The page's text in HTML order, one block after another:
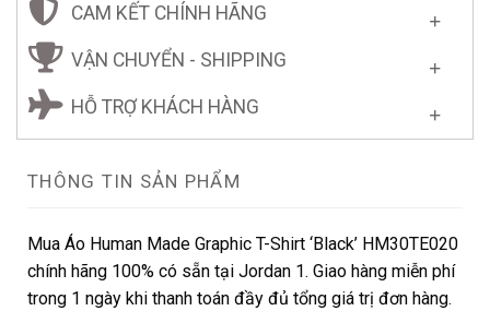
CAM KẾT CHÍNH HÃNG
VẬN CHUYỂN - SHIPPING
HỖ TRỢ KHÁCH HÀNG
THÔNG TIN SẢN PHẨM
Mua Áo Human Made Graphic T-Shirt ‘Black’ HM30TE020
chính hãng 100% có sẵn tại Jordan 1. Giao hàng miễn phí
trong 1 ngày khi thanh toán đầy đủ tổng giá trị đơn hàng.